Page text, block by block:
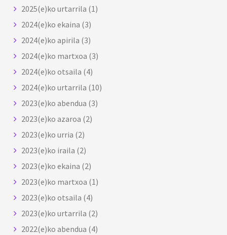
2025(e)ko urtarrila (1)
2024(e)ko ekaina (3)
2024(e)ko apirila (3)
2024(e)ko martxoa (3)
2024(e)ko otsaila (4)
2024(e)ko urtarrila (10)
2023(e)ko abendua (3)
2023(e)ko azaroa (2)
2023(e)ko urria (2)
2023(e)ko iraila (2)
2023(e)ko ekaina (2)
2023(e)ko martxoa (1)
2023(e)ko otsaila (4)
2023(e)ko urtarrila (2)
2022(e)ko abendua (4)